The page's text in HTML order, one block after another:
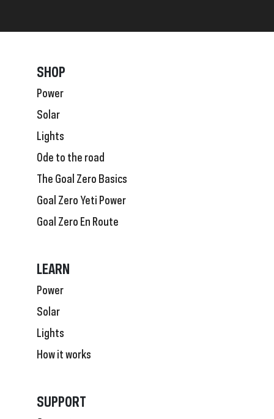
SHOP
Power
Solar
Lights
Ode to the road
The Goal Zero Basics
Goal Zero Yeti Power
Goal Zero En Route
LEARN
Power
Solar
Lights
How it works
SUPPORT